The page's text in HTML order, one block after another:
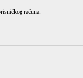
računa.